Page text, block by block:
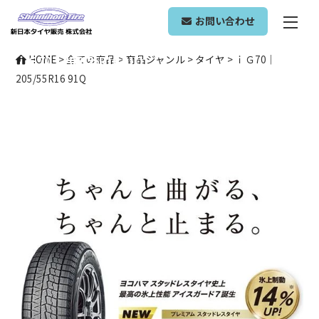
お問い合わせ
ONLINE SHOP
ｉＧ70｜205/55R16 91Q
HOME >全ての商品 >商品ジャンル > タイヤ > ｉＧ70｜
205/55R16 91Q